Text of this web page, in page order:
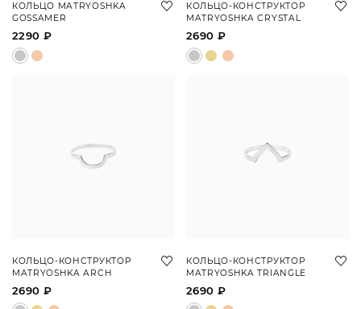
КОЛЬЦО MATRYOSHKA
GOSSAMER
2290 ₽
КОЛЬЦО-КОНСТРУКТОР
MATRYOSHKA CRYSTAL
2690 ₽
КОЛЬЦО-КОНСТРУКТОР
MATRYOSHKA ARCH
2690 ₽
КОЛЬЦО-КОНСТРУКТОР
MATRYOSHKA TRIANGLE
2690 ₽